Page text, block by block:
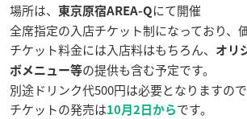
場所は、 東京原宿AREA-Q にて開催
全席指定の入店チケット制になっており、
チケット料金には入店料はもちろん、
オリ
ボメニュー等の提供も含む予定です。
別途ドリンク代500円は必要となりますの
チケットの発売は10月2日から です。